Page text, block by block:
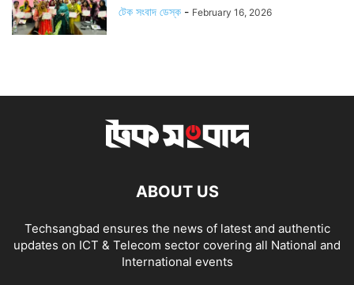
টেক সংবাদ ডেস্ক - February 16, 2026
ABOUT US
Techsangbad ensures the news of latest and authentic
updates on ICT & Telecom sector covering all National and
International events